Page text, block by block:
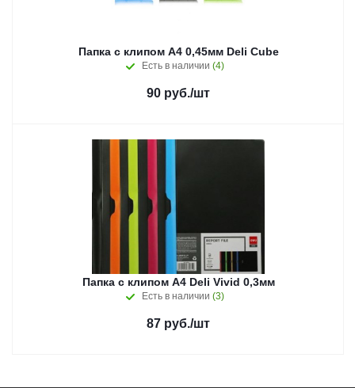
Папка с клипом A4 0,45мм Deli Cube
Есть в наличии (4)
90 руб./шт
Папка с клипом A4 Deli Vivid 0,3мм
Есть в наличии (3)
87 руб./шт